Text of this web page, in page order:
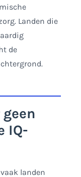
Landen die
de
IQ-
landen